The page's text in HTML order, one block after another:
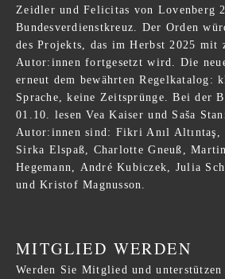
Zeidler und Felicitas von Lovenberg
Bundesverdienstkreuz. Der Orden
des Projekts, das im Herbst 2025 mit
Autor:innen fortgesetzt wird. Die
erneut dem bewährten Regelkatalog:
Sprache, keine Zeitsprünge. Bei der
01.10. lesen Vea Kaiser und Saša
Autor:innen sind: Fikri Anıl
Sirka Elspaß, Charlotte Gneuß,
Hegemann, André Kubiczek, Julia
und Kristof Magnusson.
MITGLIED WERDEN
Werden Sie Mitglied und unterstützen